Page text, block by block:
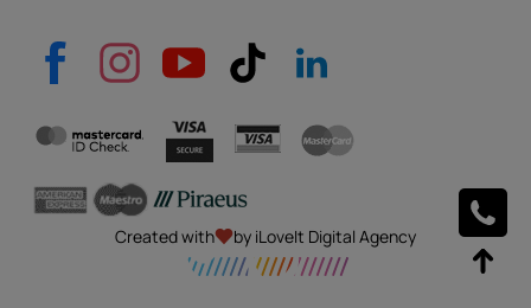
Created with by iLoveIt Digital Agency